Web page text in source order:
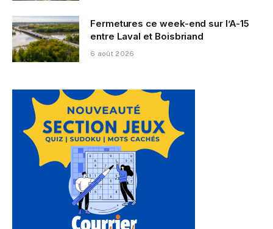
Fermetures ce week-end sur l’A-15
entre Laval et Boisbriand
6 août 2026